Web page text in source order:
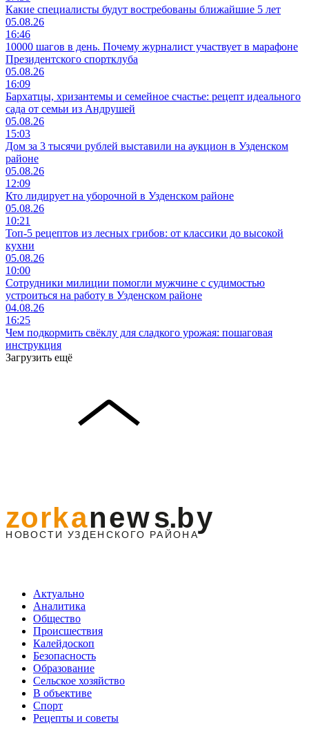
Какие специалисты будут востребованы ближайшие 5 лет
05.08.26
16:46
10000 шагов в день. Почему журналист участвует в марафоне
Президентского спортклуба
05.08.26
16:09
Бархатцы, хризантемы и семейное счастье: рецепт идеального
сада от семьи из Андрушей
05.08.26
15:03
Дом за 3 тысячи рублей выставили на аукцион в Узденском
районе
05.08.26
12:09
Кто лидирует на уборочной в Узденском районе
05.08.26
10:21
Топ-5 рецептов из лесных грибов: от классики до высокой
кухни
05.08.26
10:00
Сотрудники милиции помогли мужчине с судимостью
устроиться на работу в Узденском районе
04.08.26
16:25
Чем подкормить свёклу для сладкого урожая: пошаговая
инструкция
Загрузить ещё
Актуально
Аналитика
Общество
Происшествия
Калейдоскоп
Безопасность
Образование
Сельское хозяйство
В объективе
Спорт
Рецепты и советы